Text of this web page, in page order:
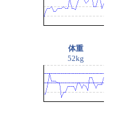
体重
52kg